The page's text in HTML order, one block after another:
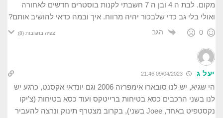
מקום. לבת ה 4 ובן ה 7 חשבתי לקנות בוסטרים חדשים לאחורה
ואולי בלי גב כדי שלבכור יהיה מרווח. איך ובמה כדאי להושיב אותם?
0 הגב צפיה בתגובות (8)
יעל ג 09/04/2023 21:46
הי שגיא, יש לנו סובארו אימפרזה 2006 וגם יונדאי אקסנט, כרגע יש
לנו בשני הרכבים כסא בטיחות ברייטקס ועוד כסא בטיחות (צ'יקו
נקסטפיט באחד, Joee בשני), בקרוב מצטרף תינוק ונרצה להעביר